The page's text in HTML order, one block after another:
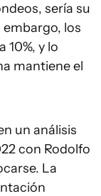
sería su
los
10%, y lo
mantiene el
un análisis
con Rodolfo
La